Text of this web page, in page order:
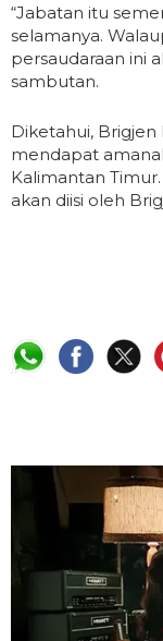
“Jabatan itu
selamanya.
persaudaraan ini
sambutan.
Diketahui, Brigjen
mendapat
Kalimantan
akan diisi oleh